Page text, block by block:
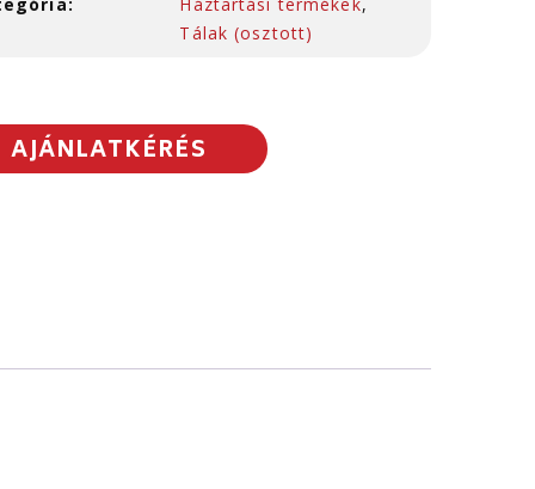
Tálak (osztott)
AJÁNLATKÉRÉS